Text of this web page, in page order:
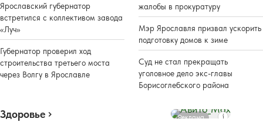
Ярославский губернатор
встретился с коллективом завода
«Луч»
Губернатор проверил ход
строительства третьего моста
через Волгу в Ярославле
жалобы в прокуратуру
Мэр Ярославля призвал ускорить
подготовку домов к зиме
Суд не стал прекращать
уголовное дело экс-главы
Борисоглебского района
Здоровье Реклама